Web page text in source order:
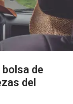
de
del